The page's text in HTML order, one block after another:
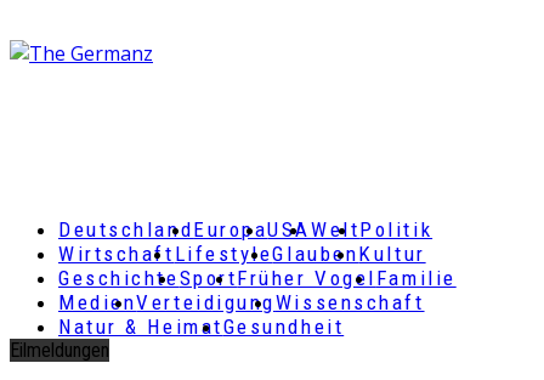
DeutschlandEuropaUSAWeltPolitik
Wirtschaft LifestyleGlaubenKultur
GeschichteSportFrüher Vogel Familie
MedienVerteidigungWissenschaft
Natur & HeimatGesundheit
Eilmeldungen